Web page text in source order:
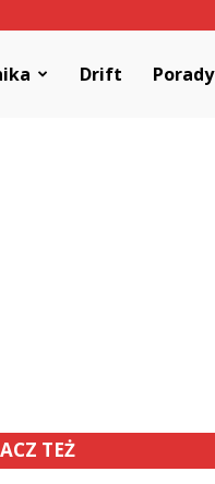
Drift Porady
TEŻ